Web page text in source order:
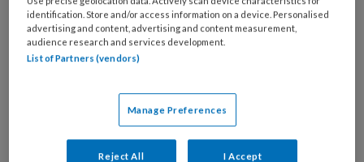
artikelen gratis per maand
Al een account of abonnement?
identification. Store and/or access information on a device. Personalised
advertising and content, advertising and content measurement,
audience research and services development.
List of Partners (vendors)
Manage Preferences
Reject All I Accept